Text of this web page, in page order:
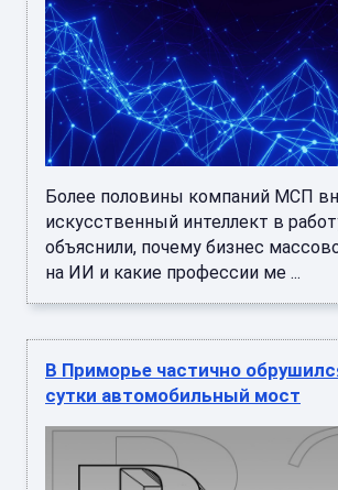
Более половины компаний МСП
искусственный интеллект в
объяснили, почему бизнес
на ИИ и какие профессии ме ...
В Приморье частично
сутки автомобильный мост